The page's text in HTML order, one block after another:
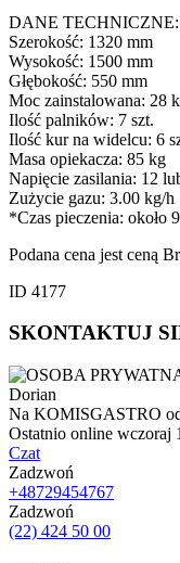
DANE TECHNICZNE:
Szerokość: 1320 mm
Wysokość: 1500 mm
Głębokość: 550 mm
Moc zainstalowana: 28
Ilość palników: 7 szt.
Ilość kur na widelcu: 6
Masa opiekacza: 85 kg
Napięcie zasilania: 12
Zużycie gazu: 3.00 kg/h
*Czas pieczenia: około
Podana cena jest ceną
ID 4177
SKONTAKTUJ
Dorian
Na KOMISGASTRO
Ostatnio online wczoraj
Czat
Zadzwoń
+48729454767
Zadzwoń
(22) 424 50 00